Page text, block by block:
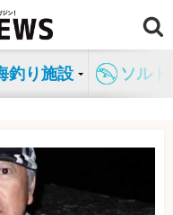
釣り施設 ソル